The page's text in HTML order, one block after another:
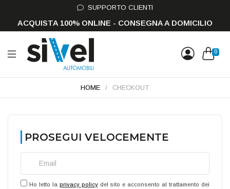
SUPPORTO CLIENTI
ACQUISTA 100% ONLINE - CONSEGNA A DOMICILIO
0
HOME / CHECKOUT
PROSEGUI VELOCEMENTE
Ho letto la privacy policydel sito e acconsento al trattamento dei